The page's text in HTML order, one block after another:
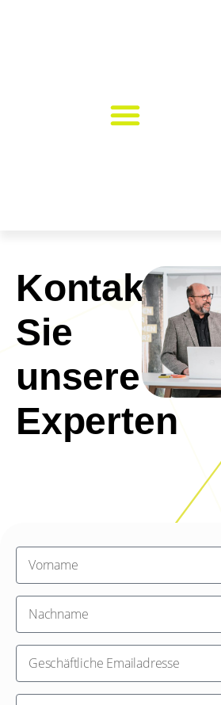
Sie
unsere
Experten